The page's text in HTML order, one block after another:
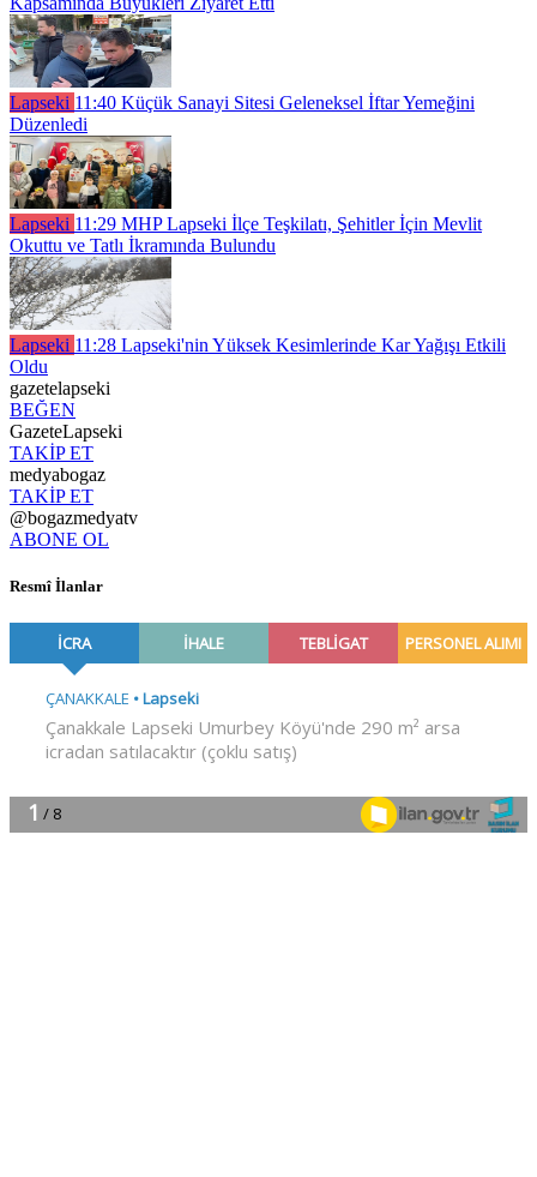
Lapseki 11:40 Küçük Sanayi Sitesi Geleneksel İftar Yemeğini
Düzenledi
Lapseki 11:29 MHP Lapseki İlçe Teşkilatı, Şehitler İçin Mevlit
Okuttu ve Tatlı İkramında Bulundu
Lapseki 11:28 Lapseki'nin Yüksek Kesimlerinde Kar Yağışı Etkili
Oldu
gazetelapseki
BEĞEN
GazeteLapseki
TAKİP ET
medyabogaz
TAKİP ET
@bogazmedyatv
ABONE OL
Resmî İlanlar